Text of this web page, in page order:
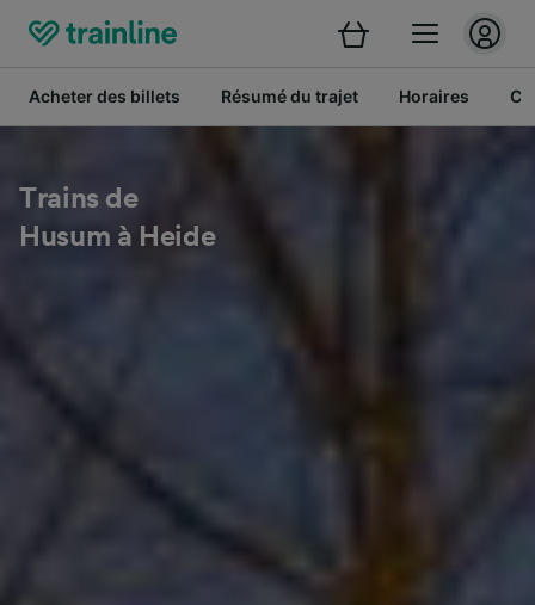
Acheter des billets Résumé du trajet Horaires
Trains de
Husum à Heide